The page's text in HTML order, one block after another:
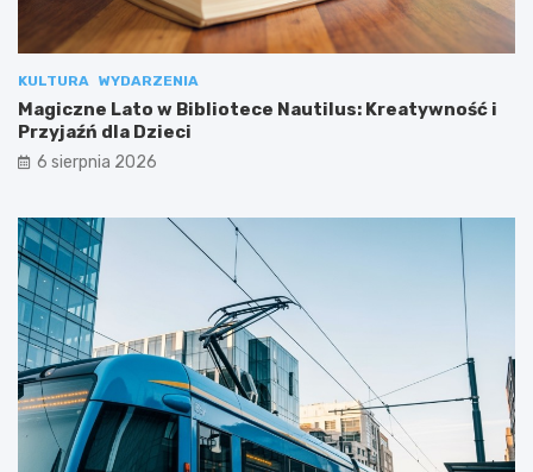
KULTURA WYDARZENIA
Magiczne Lato w Bibliotece Nautilus: Kreatywność i
Przyjaźń dla Dzieci
6 sierpnia 2026